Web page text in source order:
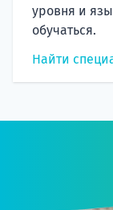
уровня и
обучаться.
Найти